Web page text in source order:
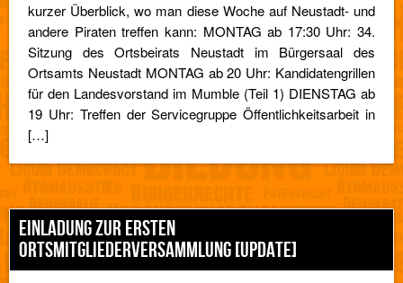
kurzer Überblick, wo man diese Woche auf Neustadt- und
andere Piraten treffen kann: MONTAG ab 17:30 Uhr: 34.
Sitzung des Ortsbeirats Neustadt im Bürgersaal des
Ortsamts Neustadt MONTAG ab 20 Uhr: Kandidatengrillen
für den Landesvorstand im Mumble (Teil 1) DIENSTAG ab
19 Uhr: Treffen der Servicegruppe Öffentlichkeitsarbeit in
[…]
EINLADUNG ZUR ERSTEN
ORTSMITGLIEDERVERSAMMLUNG [UPDATE]